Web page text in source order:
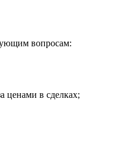
вопросам:
ценами в сделках;